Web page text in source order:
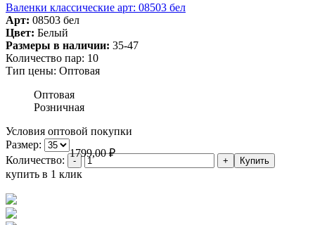
Валенки классические арт: 08503 бел
Арт: 08503 бел
Цвет: Белый
Размеры в наличии: 35-47
Количество пар: 10
Тип цены: Оптовая
Оптовая
Розничная
Условия оптовой покупки
Размер:
1799,00₽
Количество:
купить в 1 клик